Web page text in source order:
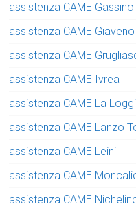
assistenza CAME
assistenza CAME Giaveno
assistenza CAME
assistenza CAME Ivrea
assistenza CAME La
assistenza CAME Lanzo
assistenza CAME Leini
assistenza CAME
assistenza CAME